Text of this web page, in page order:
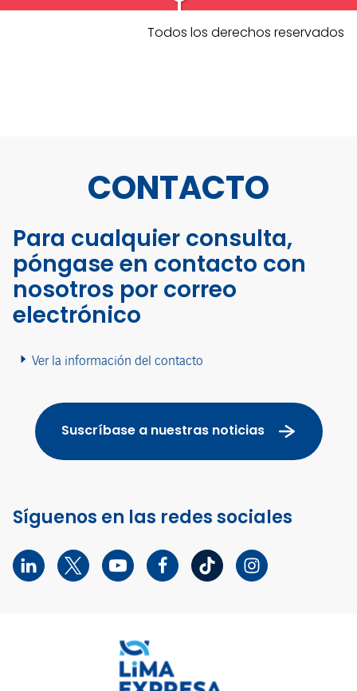
Todos los derechos reservados
CONTACTO
Para cualquier consulta,
póngase en contacto con
nosotros por correo
electrónico
Ver la información del contacto
Suscríbase a nuestras noticias
Síguenos en las redes sociales